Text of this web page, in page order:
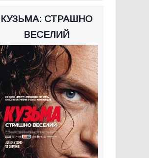
КУЗЬМА: СТРАШНО
ВЕСЕЛИЙ